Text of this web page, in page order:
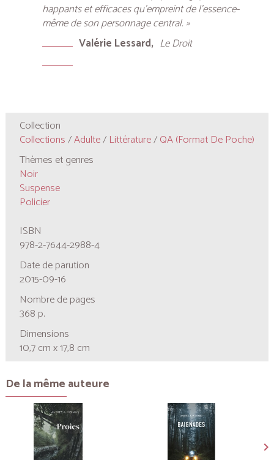
happants et efficaces qu’empreint de l’essence-
même de son personnage central. »
Valérie Lessard Le Droit
Collection
Collections/Adulte/ Littérature/QA (format De Poche)
Thèmes et genres
Noir
Suspense
Policier
ISBN
978-2-7644-2988-4
Date de parution
2015-09-16
Nombre de pages
368 p.
Dimensions
10,7 cm x 17,8 cm
De la même auteure